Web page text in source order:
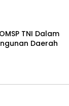
TNI Dalam
Daerah